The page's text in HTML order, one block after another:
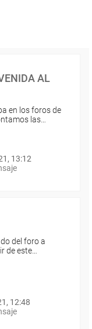
AL
en los foros de
las…
13:12
del foro a
de este…
12:48